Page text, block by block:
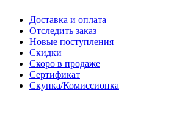
Доставка и оплата
Отследить заказ
Новые поступления
Скидки
Скоро в продаже
Сертификат
Скупка/Комиссионка